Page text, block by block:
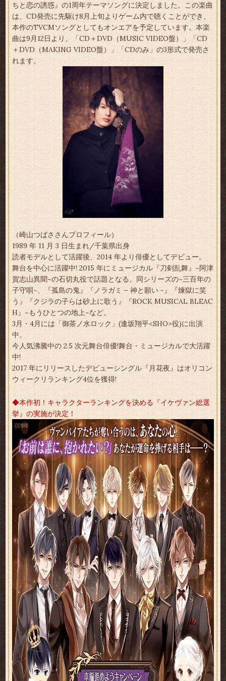
ちと恋の誘惑』の1周年テーマソングに決定しました。この楽曲
は、CD発売に先駆け8月上旬よりゲーム内で聴くことができ、
本作のTVCMソングとしてもオンエアを予定しています。本楽
曲は9月12日より、「CD＋DVD（MUSIC VIDEO盤）」「CD
＋DVD（MAKING VIDEO盤）」「CDのみ」の3形式で発売さ
れます。
（崎山つばささんプロフィール）
1989 年 11 月 3 日生まれ/千葉県出身
読者モデルとして活躍後、2014 年より俳優としてデビュー。
舞台を中心に活躍中! 2015 年にミュージカル『刀剣乱舞』~阿津
賀志山異聞~の石切丸役で話題となる。同シリーズの~三百年の
子守唄~、『孤島の鬼』『ノラガミ – 神と願い -』『煉獄に笑
う』『クジラの子らは砂上に歌う』『ROCK MUSICAL BLEAC
H』~もうひとつの地上~など。
3月・4月には「御茶ノ水ロック」(逢坂翔平<SHO>役)に出演
中。
今人気沸騰中の 2.5 次元舞台俳優!舞台・ミュージカルで大活躍
中!
2017 年にリリースしたデビューシングル『月花夜』はオリコン
ウィークリランキング4位を獲得!
◆本作初！キャラクターランキングを決める『イケヴァン総選
挙』の実施が決定！